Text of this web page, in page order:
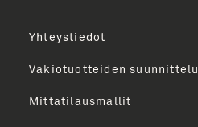
Yhteystiedot
Vakiotuotteiden suunnittelu
Mittatilausmallit